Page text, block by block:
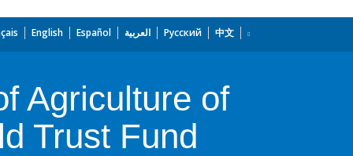
English Español العربية Русский 中文
Agriculture of
Trust Fund